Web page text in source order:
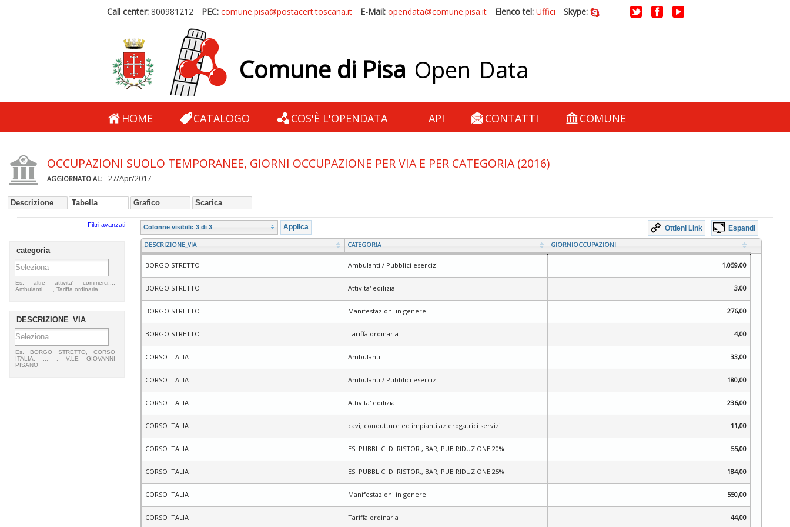
Call center: 800981212 PEC: comune.pisa@postacert.toscana.it E-Mail: opendata@comune.pisa.it Elenco tel: Uffici Skype:
Comune di Pisa Open Data
HOME CATALOGO COS'È L'OPENDATA API CONTATTI COMUNE
OCCUPAZIONI SUOLO TEMPORANEE, GIORNI OCCUPAZIONE PER VIA E PER CATEGORIA (2016)
AGGIORNATO AL: 27/Apr/2017
Descrizione Tabella Grafico Scarica
Filtri avanzati
categoria
Es. altre attivita' commerci...,
Ambulanti, ... , Tariffa ordinaria
DESCRIZIONE_VIA
Es. BORGO STRETTO, CORSO
ITALIA, ... , V.LE GIOVANNI
PISANO
Colonne visibili: 3 di 3 Applica Espandi
Ottieni Link
DESCRIZIONE_VIA CATEGORIA GIORNIOCCUPAZIONI
BORGO STRETTO Ambulanti / Pubblici esercizi 1.059,00
BORGO STRETTO Attivita' edilizia 3,00
BORGO STRETTO Manifestazioni in genere 276,00
BORGO STRETTO Tariffa ordinaria 4,00
CORSO ITALIA Ambulanti 33,00
CORSO ITALIA Ambulanti / Pubblici esercizi 180,00
CORSO ITALIA Attivita' edilizia 236,00
CORSO ITALIA cavi, condutture ed impianti az.erogatrici servizi 11,00
CORSO ITALIA ES. PUBBLICI DI RISTOR., BAR, PUB RIDUZIONE 20% 55,00
CORSO ITALIA ES. PUBBLICI DI RISTOR., BAR, PUB RIDUZIONE 25% 184,00
CORSO ITALIA Manifestazioni in genere 550,00
CORSO ITALIA Tariffa ordinaria 44,00